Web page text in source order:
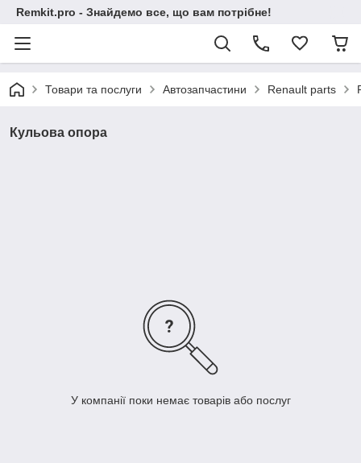
Remkit.pro - Знайдемо все, що вам потрібне!
Товари та послуги Автозапчастини Renault parts
Кульова опора
У компанії поки немає товарів або послуг